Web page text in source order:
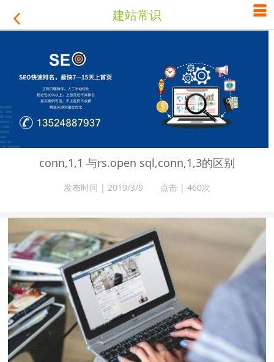
 建站常识 
conn,1,1 与rs.open sql,conn,1,3的区别
发布时间 | 2019/3/9 点击 | 460次